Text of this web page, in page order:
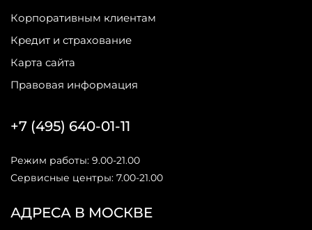
Корпоративным клиентам
Кредит и страхование
Карта сайта
Правовая информация
АДРЕСА В МОСКВЕ
+7 (495) 640-01-11
Режим работы: 9.00-21.00
Сервисные центры: 7.00-21.00